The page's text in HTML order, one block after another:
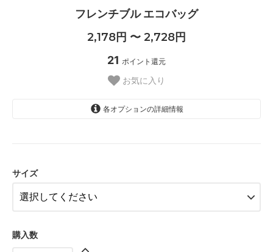
フレンチブル エコバッグ
2,178円 〜 2,728円
21 ポイント還元
お気に入り
各オプションの詳細情報
サイズ
購入数